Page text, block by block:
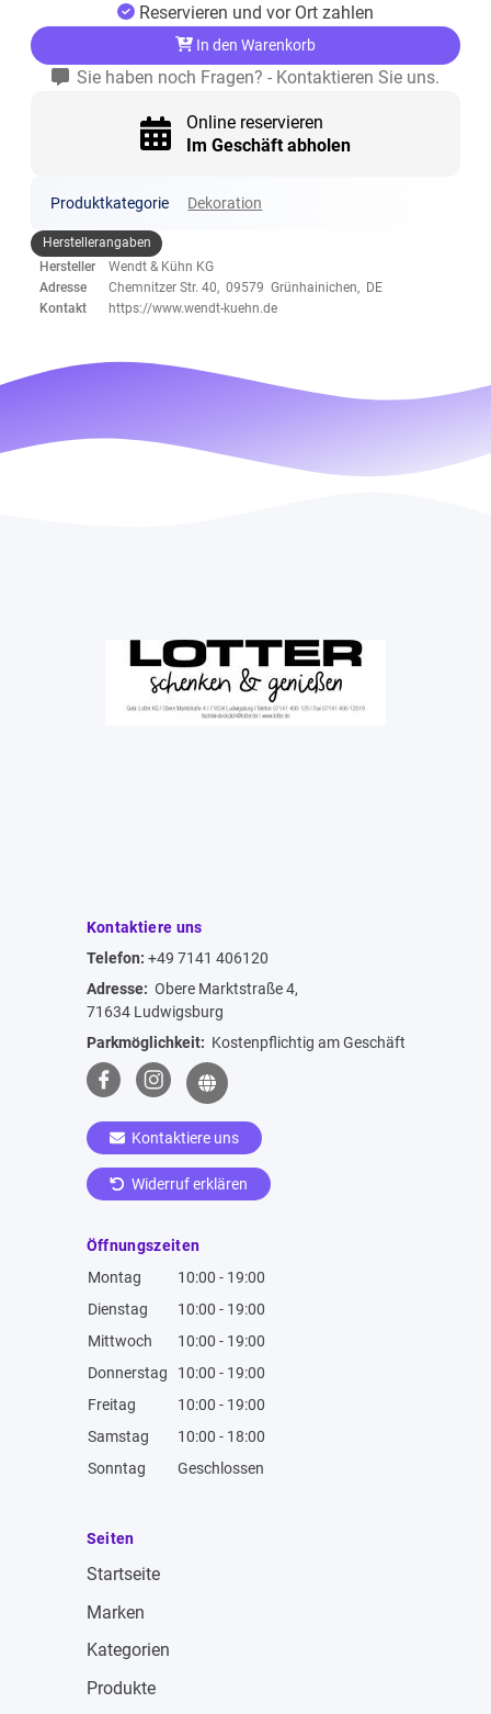
Reservieren und vor Ort zahlen
In den Warenkorb
Sie haben noch Fragen? - Kontaktieren Sie uns.
Online reservieren
Im Geschäft abholen
Produktkategorie Dekoration
Herstellerangaben
Hersteller
Wendt & Kühn KG
Adresse
Chemnitzer Str. 40, 09579 Grünhainichen, DE
Kontakt
https://www.wendt-kuehn.de
Kontaktiere uns
Telefon: +49 7141 406120
Adresse: Obere Marktstraße 4,
71634 Ludwigsburg
Parkmöglichkeit: Kostenpflichtig am Geschäft
Kontaktiere uns
Widerruf erklären
Öffnungszeiten
Montag
10:00 - 19:00
Dienstag
10:00 - 19:00
Mittwoch
10:00 - 19:00
Donnerstag
10:00 - 19:00
Freitag
10:00 - 19:00
Samstag
10:00 - 18:00
Sonntag
Geschlossen
Seiten
Startseite
Marken
Kategorien
Produkte